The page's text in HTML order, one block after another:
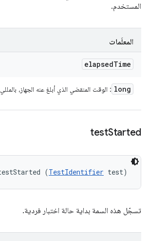
المستخدم.
المعلَمات
elapsedTime
long : الوقت المنقضي الذي أبلغ عنه الجهاز، بالمللي
testStarted
(TestIdentifier test)
تسجّل هذه السمة بداية حالة اختبار فردية.